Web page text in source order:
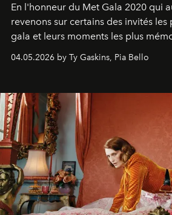
En l'honneur du Met Gala 2020 qui
revenons sur certains des invités
gala et leurs moments les plus
04.05.2026 by Ty Gaskins, Pia Bello